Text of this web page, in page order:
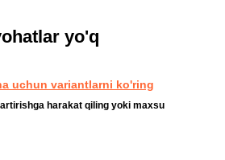
yo'q
uchun variantlarni ko'ring
harakat qiling yoki maxsu